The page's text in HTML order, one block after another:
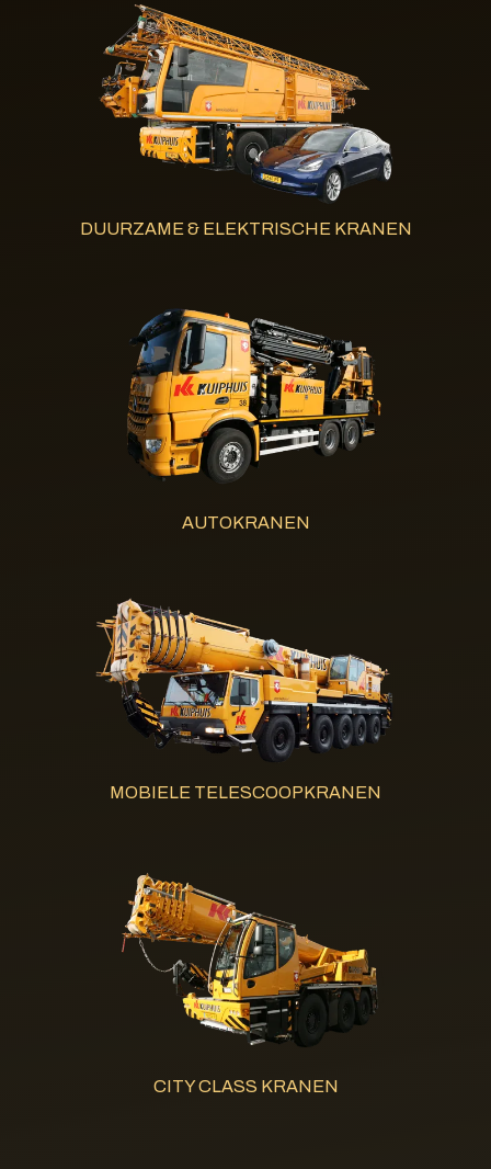
DUURZAME & ELEKTRISCHE KRANEN
AUTOKRANEN
MOBIELE TELESCOOPKRANEN
CITY CLASS KRANEN